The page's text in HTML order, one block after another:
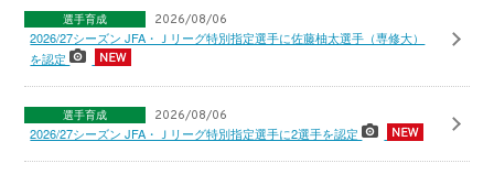
選手育成 2026/08/06
2026/27シーズン JFA・Ｊリーグ特別指定選手に佐藤柚太選手（専修大）
を認定
選手育成 2026/08/06
2026/27シーズン JFA・Ｊリーグ特別指定選手に2選手を認定